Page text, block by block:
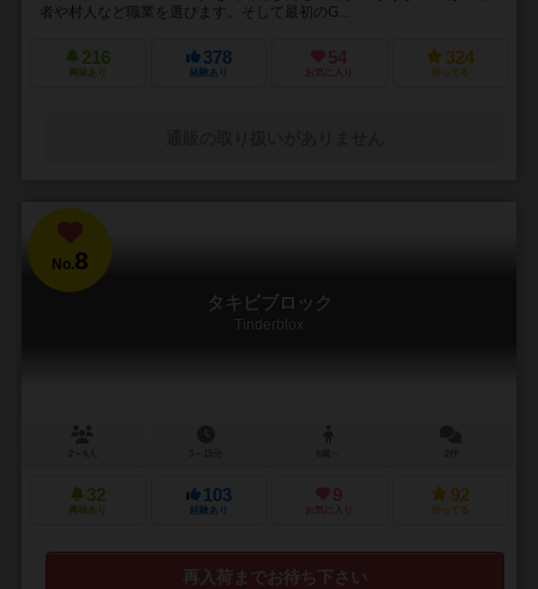
者や村人など職業を選びます。そして最初のG...
216
興味あり
378
経験あり
54
お気に入り
324
持ってる
No.8
タキビブロック
Tinderblox
32
興味あり
103
経験あり
9
お気に入り
92
持ってる
再入荷までお待ち下さい